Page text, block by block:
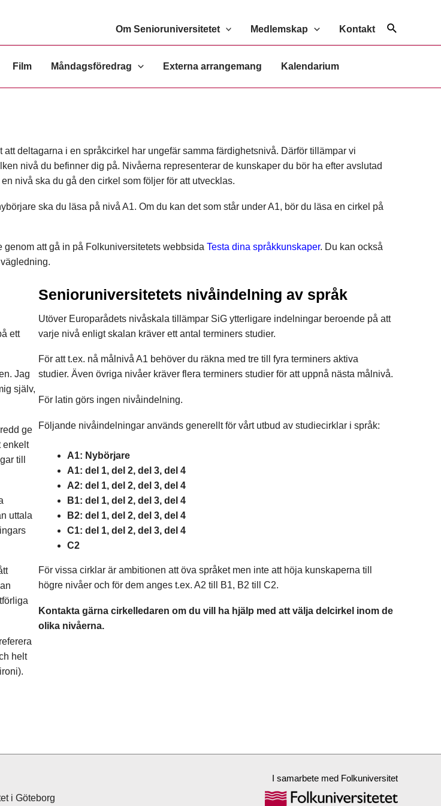
Om Senioruniversitetet Medlemskap Kontakt Sök
Film Måndagsföredrag Externa arrangemang Kalendarium
deltagarna i en språkcirkel har ungefär samma färdighetsnivå. Därför tillämpar vi
nivå du befinner dig på. Nivåerna representerar de kunskaper du bör ha efter avslutad
nivå ska du gå den cirkel som följer för att utvecklas.
ska du läsa på nivå A1. Om du kan det som står under A1, bör du läsa en cirkel på
genom att gå in på Folkuniversitetets webbsida Testa dina språkkunskaper. Du kan också
ett
Jag
själv,
ge
enkelt
till
uttala
helt
Senioruniversitetets nivåindelning av språk
Utöver Europarådets nivåskala tillämpar SiG ytterligare indelningar beroende på att
varje nivå enligt skalan kräver ett antal terminers studier.
För att t.ex. nå målnivå A1 behöver du räkna med tre till fyra terminers aktiva
studier. Även övriga nivåer kräver flera terminers studier för att uppnå nästa målnivå.
För latin görs ingen nivåindelning.
Följande nivåindelningar används generellt för vårt utbud av studiecirklar i språk:
A1: Nybörjare
A1: del 1, del 2, del 3, del 4
A2: del 1, del 2, del 3, del 4
B1: del 1, del 2, del 3, del 4
B2: del 1, del 2, del 3, del 4
C1: del 1, del 2, del 3, del 4
C2
För vissa cirklar är ambitionen att öva språket men inte att höja kunskaperna till
högre nivåer och för dem anges t.ex. A2 till B1, B2 till C2.
Kontakta gärna cirkelledaren om du vill ha hjälp med att välja delcirkel inom de
olika nivåerna.
i Göteborg
I samarbete med Folkuniversitet